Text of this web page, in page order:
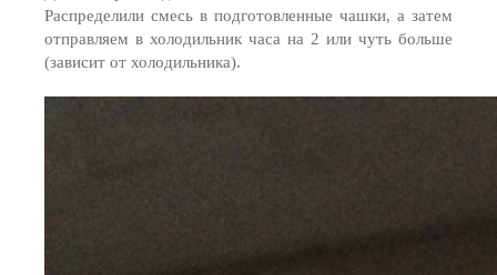
Распределили смесь в подготовленные чашки, а затем
отправляем в холодильник часа на 2 или чуть больше
(зависит от холодильника).